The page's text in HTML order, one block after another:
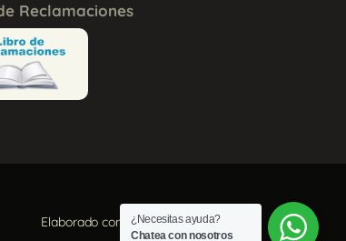
Reclamaciones
Elaborado con porAura Creativa
¿Necesitas ayuda?
Chatea con nosotros